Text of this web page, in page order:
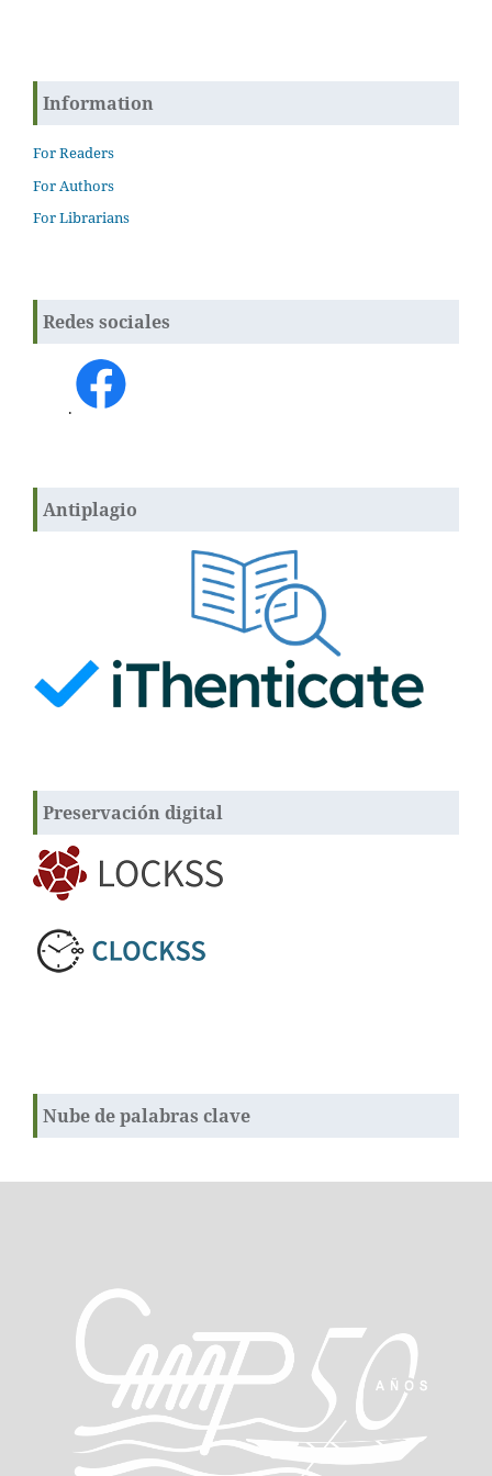
Information
For Readers
For Authors
For Librarians
Redes sociales
.
Antiplagio
Preservación digital
Nube de palabras clave